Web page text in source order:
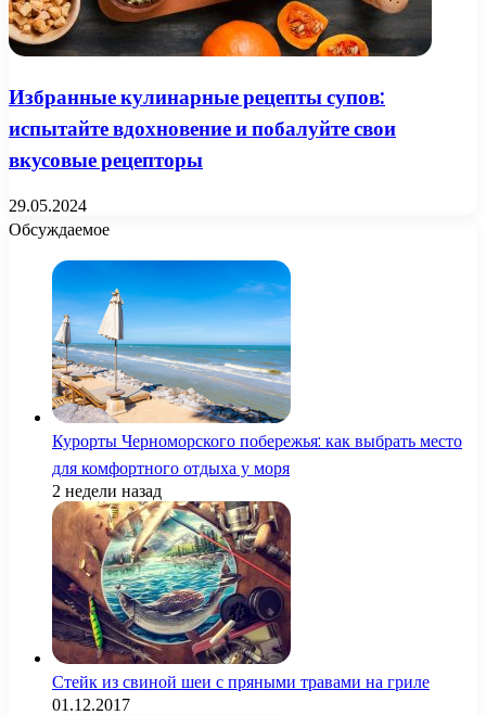
Избранные кулинарные рецепты супов:
испытайте вдохновение и побалуйте свои
вкусовые рецепторы
29.05.2024
Обсуждаемое
Курорты Черноморского побережья: как выбрать место
для комфортного отдыха у моря
2 недели назад
Стейк из свиной шеи с пряными травами на гриле
01.12.2017